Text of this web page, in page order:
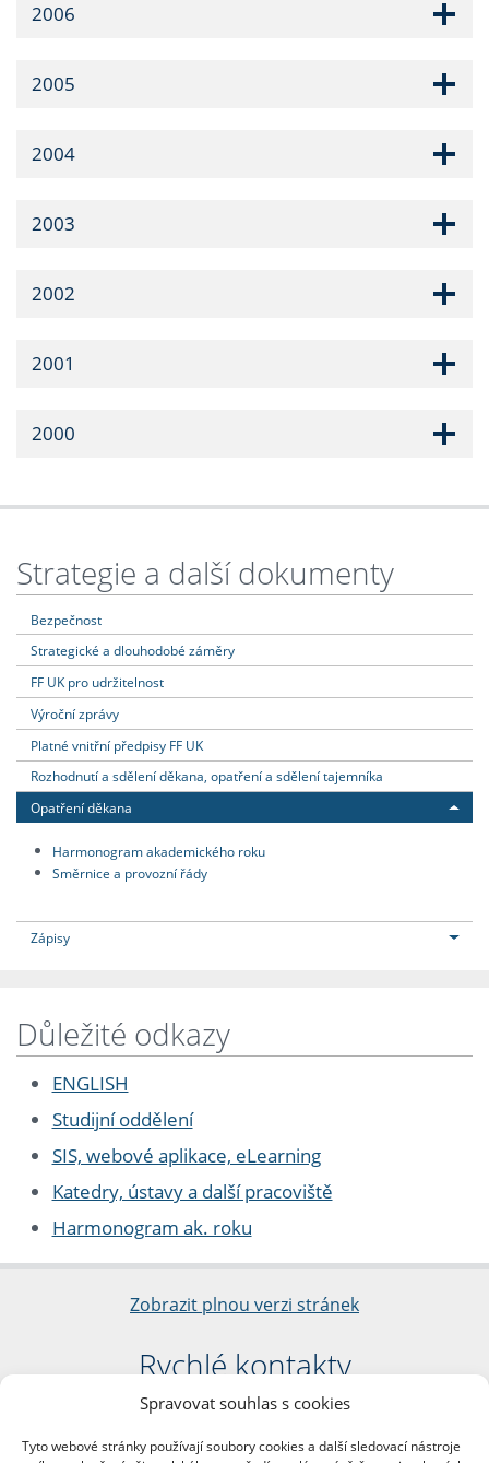
Spravovat souhlas s cookies
Tyto webové stránky používají soubory cookies a další sledovací nástroje
2006
2005
2004
2003
2002
2001
2000
Strategie a další dokumenty
Bezpečnost
Strategické a dlouhodobé záměry
FF UK pro udržitelnost
Výroční zprávy
Platné vnitřní předpisy FF UK
Rozhodnutí a sdělení děkana, opatření a sdělení tajemníka
Opatření děkana
Harmonogram akademického roku
Směrnice a provozní řády
Zápisy
Důležité odkazy
ENGLISH
Studijní oddělení
SIS, webové aplikace, eLearning
Katedry, ústavy a další pracoviště
Harmonogram ak. roku
Zobrazit plnou verzi stránek
Rychlé kontakty
Filozofická fakulta
nám. Jana Palacha 1/2